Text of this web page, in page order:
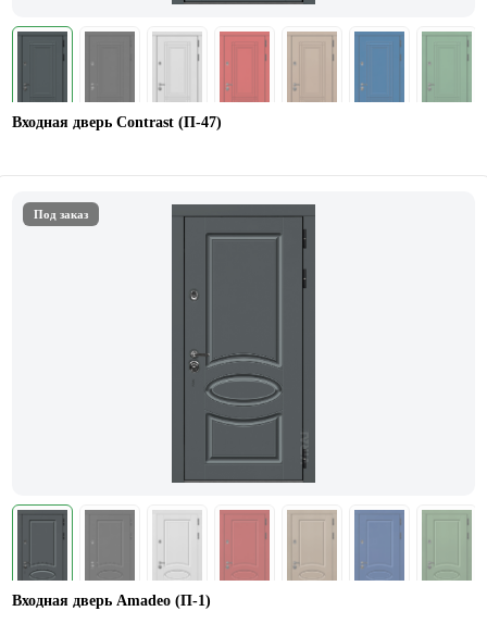
Входная дверь Contrast (П-47)
Под заказ
Входная дверь Amadeo (П-1)